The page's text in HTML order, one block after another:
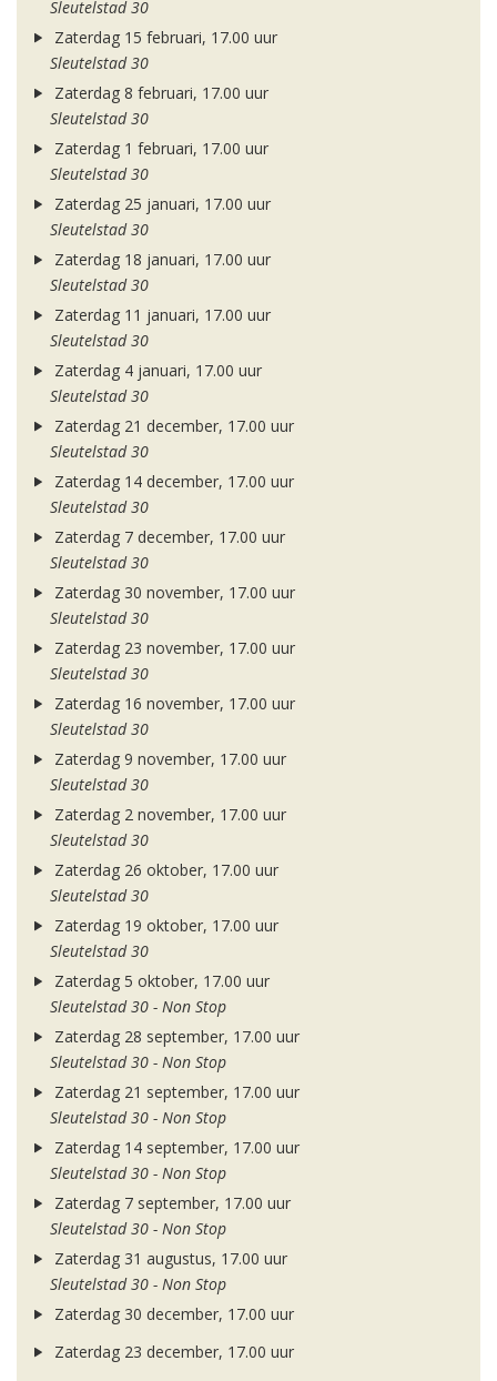
Sleutelstad 30
Zaterdag 15 februari, 17.00 uur
Sleutelstad 30
Zaterdag 8 februari, 17.00 uur
Sleutelstad 30
Zaterdag 1 februari, 17.00 uur
Sleutelstad 30
Zaterdag 25 januari, 17.00 uur
Sleutelstad 30
Zaterdag 18 januari, 17.00 uur
Sleutelstad 30
Zaterdag 11 januari, 17.00 uur
Sleutelstad 30
Zaterdag 4 januari, 17.00 uur
Sleutelstad 30
Zaterdag 21 december, 17.00 uur
Sleutelstad 30
Zaterdag 14 december, 17.00 uur
Sleutelstad 30
Zaterdag 7 december, 17.00 uur
Sleutelstad 30
Zaterdag 30 november, 17.00 uur
Sleutelstad 30
Zaterdag 23 november, 17.00 uur
Sleutelstad 30
Zaterdag 16 november, 17.00 uur
Sleutelstad 30
Zaterdag 9 november, 17.00 uur
Sleutelstad 30
Zaterdag 2 november, 17.00 uur
Sleutelstad 30
Zaterdag 26 oktober, 17.00 uur
Sleutelstad 30
Zaterdag 19 oktober, 17.00 uur
Sleutelstad 30
Zaterdag 5 oktober, 17.00 uur
Sleutelstad 30 - Non Stop
Zaterdag 28 september, 17.00 uur
Sleutelstad 30 - Non Stop
Zaterdag 21 september, 17.00 uur
Sleutelstad 30 - Non Stop
Zaterdag 14 september, 17.00 uur
Sleutelstad 30 - Non Stop
Zaterdag 7 september, 17.00 uur
Sleutelstad 30 - Non Stop
Zaterdag 31 augustus, 17.00 uur
Sleutelstad 30 - Non Stop
Zaterdag 30 december, 17.00 uur
Zaterdag 23 december, 17.00 uur